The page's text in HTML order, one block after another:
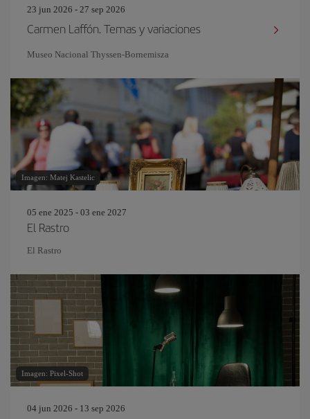
23 jun 2026 - 27 sep 2026
Carmen Laffón. Temas y variaciones
Museo Nacional Thyssen-Bornemisza
Imagen: Matej Kastelic
05 ene 2025 - 03 ene 2027
El Rastro
El Rastro
Imagen: Pixel-Shot
04 jun 2026 - 13 sep 2026